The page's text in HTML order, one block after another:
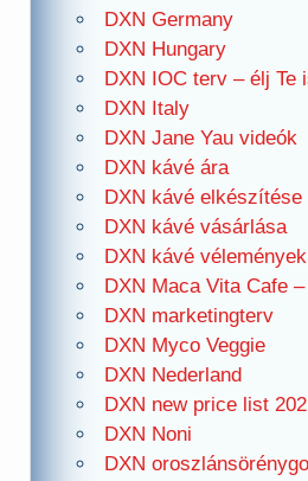
DXN Germany
DXN Hungary
DXN IOC terv – élj Te
DXN Italy
DXN Jane Yau videók
DXN kávé ára
DXN kávé elkészítése
DXN kávé vásárlása
DXN kávé vélemények
DXN Maca Vita Cafe
DXN marketingterv
DXN Myco Veggie
DXN Nederland
DXN new price list
DXN Noni
DXN